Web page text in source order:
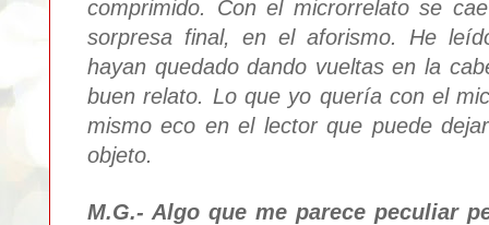
comprimido. Con el microrrelato se
sorpresa final, en el aforismo. He
hayan quedado dando vueltas en la
buen relato. Lo queyo quería con el mi
mismo eco en el lector que puede
objeto.
M.G.- Algo que me parece peculiar